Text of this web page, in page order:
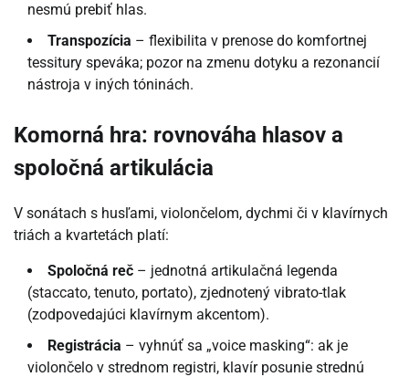
nesmú prebiť hlas.
Transpozícia – flexibilita v prenose do komfortnej
tessitury speváka; pozor na zmenu dotyku a rezonancií
nástroja v iných tóninách.
Komorná hra: rovnováha hlasov a
spoločná artikulácia
V sonátach s husľami, violončelom, dychmi či v klavírnych
triách a kvartetách platí:
Spoločná reč – jednotná artikulačná legenda
(staccato, tenuto, portato), zjednotený vibrato-tlak
(zodpovedajúci klavírnym akcentom).
Registrácia – vyhnúť sa „voice masking“: ak je
violončelo v strednom registri, klavír posunie strednú